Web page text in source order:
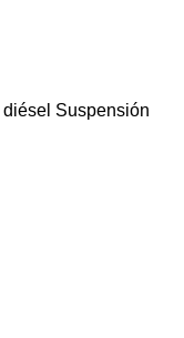
diésel Suspensión